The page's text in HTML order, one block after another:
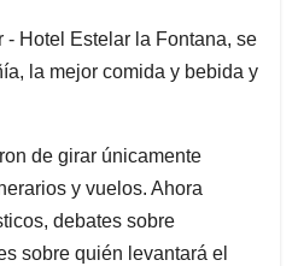
- Hotel Estelar la Fontana, se
la mejor comida y bebida y
de girar únicamente
y vuelos. Ahora
debates sobre
sobre quién levantará el